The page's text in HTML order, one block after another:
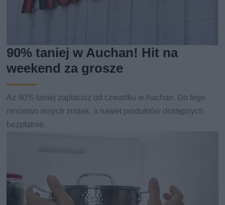
90% taniej w Auchan! Hit na
weekend za grosze
Aż 90% taniej zapłacisz od czwartku w Auchan. Do tego
mnóstwo innych zniżek, a nawet produktów dostępnych
bezpłatnie.